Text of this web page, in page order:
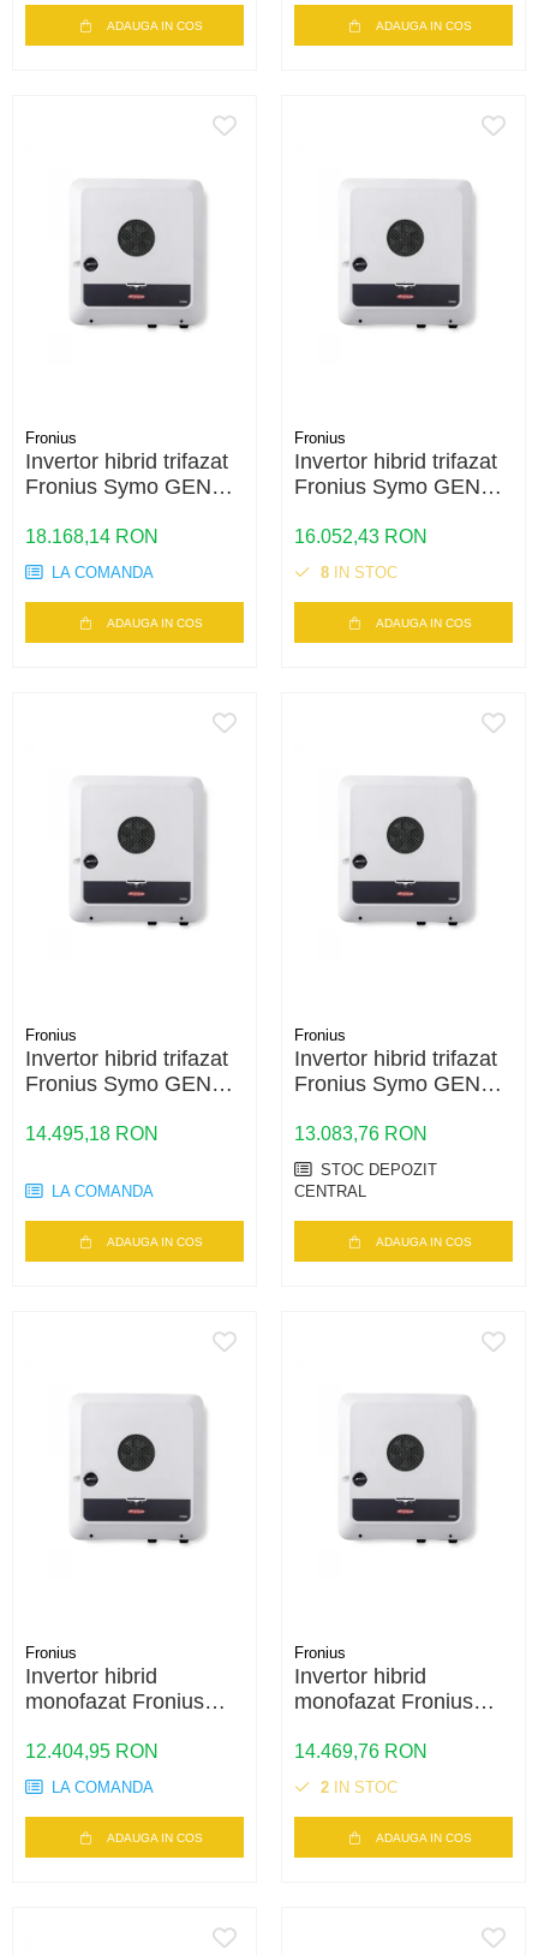
ADAUGA IN COS ADAUGA IN COS
Fronius
Invertor hibrid trifazat
Fronius Symo GEN24
Backup Ready,
Eficienta 98.3%
18.168,14 RON
LA COMANDA
ADAUGA IN COS
Fronius
Invertor hibrid trifazat
Fronius Symo GEN24
Backup Ready,
Eficienta 98.2%
16.052,43 RON
8 IN STOC
ADAUGA IN COS
Fronius
Invertor hibrid trifazat
Fronius Symo GEN24
Backup Ready,
14.495,18 RON
LA COMANDA
ADAUGA IN COS
Fronius
Invertor hibrid trifazat
Fronius Symo GEN24
Backup Ready,
Eficienta ridicata
13.083,76 RON
STOC DEPOZIT
CENTRAL
ADAUGA IN COS
Fronius
Invertor hibrid
monofazat Fronius
Plus – 5kW, Backup
Ready, Eficienta
12.404,95 RON
LA COMANDA
ADAUGA IN COS
Fronius
Invertor hibrid
monofazat Fronius
– 6kW, Eficienta
98.2%
14.469,76 RON
2 IN STOC
ADAUGA IN COS